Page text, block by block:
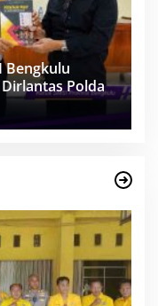
Bengkulu
Polda